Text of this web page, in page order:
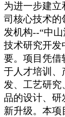
为进一步建立
司核心技术的
发机构--“中
技术研究开发
要。项目凭借
于人才培训、
发、工艺研究
品的设计、研
新升级。本项